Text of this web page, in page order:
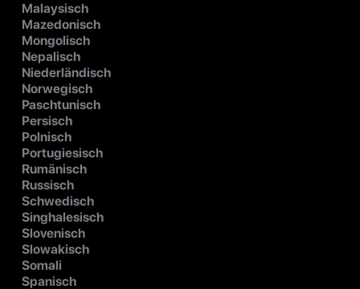
Malaysisch
Mazedonisch
Mongolisch
Nepalisch
Niederländisch
Norwegisch
Paschtunisch
Persisch
Polnisch
Portugiesisch
Rumänisch
Russisch
Schwedisch
Singhalesisch
Slovenisch
Slowakisch
Somali
Spanisch